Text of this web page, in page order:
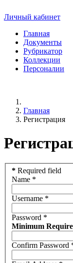
Личный кабинет
Главная
Документы
Рубрикатор
Коллекции
Персоналии
Главная
Регистрация
* Required field
Name *
Username *
Password *
Minimum
Confirm Password